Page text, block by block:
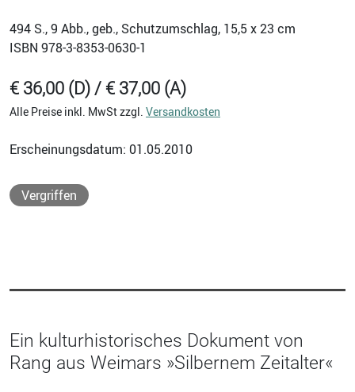
494 S., 9 Abb., geb., Schutzumschlag, 15,5 x 23 cm
ISBN 978-3-8353-0630-1
€ 36,00 (D) / € 37,00 (A)
Alle Preise inkl. MwSt zzgl. Versandkosten
Erscheinungsdatum: 01.05.2010
Vergriffen
Ein kulturhistorisches Dokument von
Rang aus Weimars »Silbernem Zeitalter«